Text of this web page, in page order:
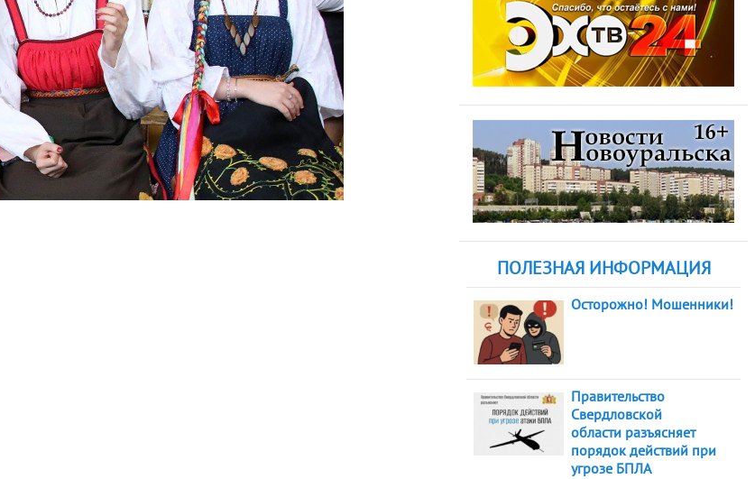
ПОЛЕЗНАЯ ИНФОРМАЦИЯ
Осторожно! Мошенники!
Правительство
Свердловской
области разъясняет
порядок действий при
угрозе БПЛА